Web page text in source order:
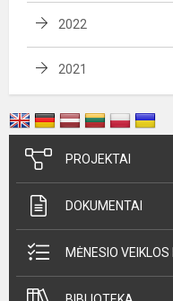
2022
2021
PROJEKTAI
DOKUMENTAI
MĖNESIO